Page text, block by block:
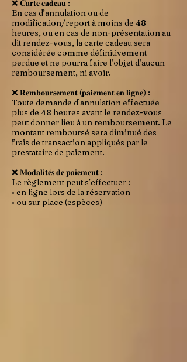
❌ 𝐂𝐚𝐫𝐭𝐞 𝐜𝐚𝐝𝐞𝐚𝐮 :
En cas d’annulation ou de
modification/report à moins de 48
heures, ou en cas de non-présentation au
dit rendez-vous, la carte cadeau sera
considérée comme définitivement
perdue et ne pourra faire l’objet d’aucun
remboursement, ni avoir.
❌ 𝐑𝐞𝐦𝐛𝐨𝐮𝐫𝐬𝐞𝐦𝐞𝐧𝐭 (𝐩𝐚𝐢𝐞𝐦𝐞𝐧𝐭 𝐞𝐧 𝐥𝐢𝐠𝐧𝐞) :
Toute demande d’annulation effectuée
plus de 48 heures avant le rendez-vous
peut donner lieu à un remboursement. Le
montant remboursé sera diminué des
frais de transaction appliqués par le
prestataire de paiement.
❌ 𝐌𝐨𝐝𝐚𝐥𝐢𝐭𝐞́𝐬 𝐝𝐞 𝐩𝐚𝐢𝐞𝐦𝐞𝐧𝐭 :
Le règlement peut s’effectuer :
• en ligne lors de la réservation
• ou sur place (espèces)